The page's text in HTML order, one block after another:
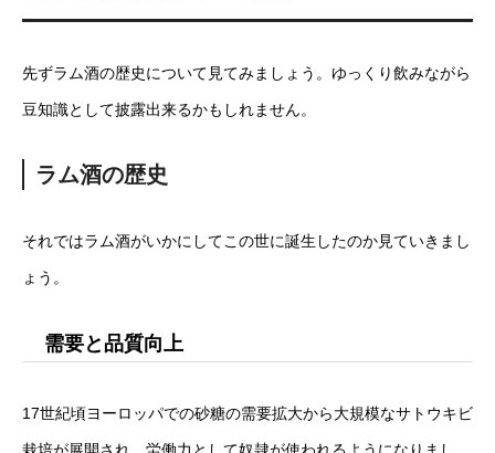
先ずラム酒の歴史について見てみましょう。ゆっくり飲みながら
豆知識として披露出来るかもしれません。
ラム酒の歴史
それではラム酒がいかにしてこの世に誕生したのか見ていきまし
ょう。
需要と品質向上
17世紀頃ヨーロッパでの砂糖の需要拡大から大規模なサトウキビ